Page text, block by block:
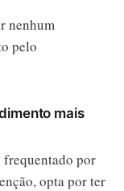
nenhum
pelo
mais
frequentado por
opta por ter